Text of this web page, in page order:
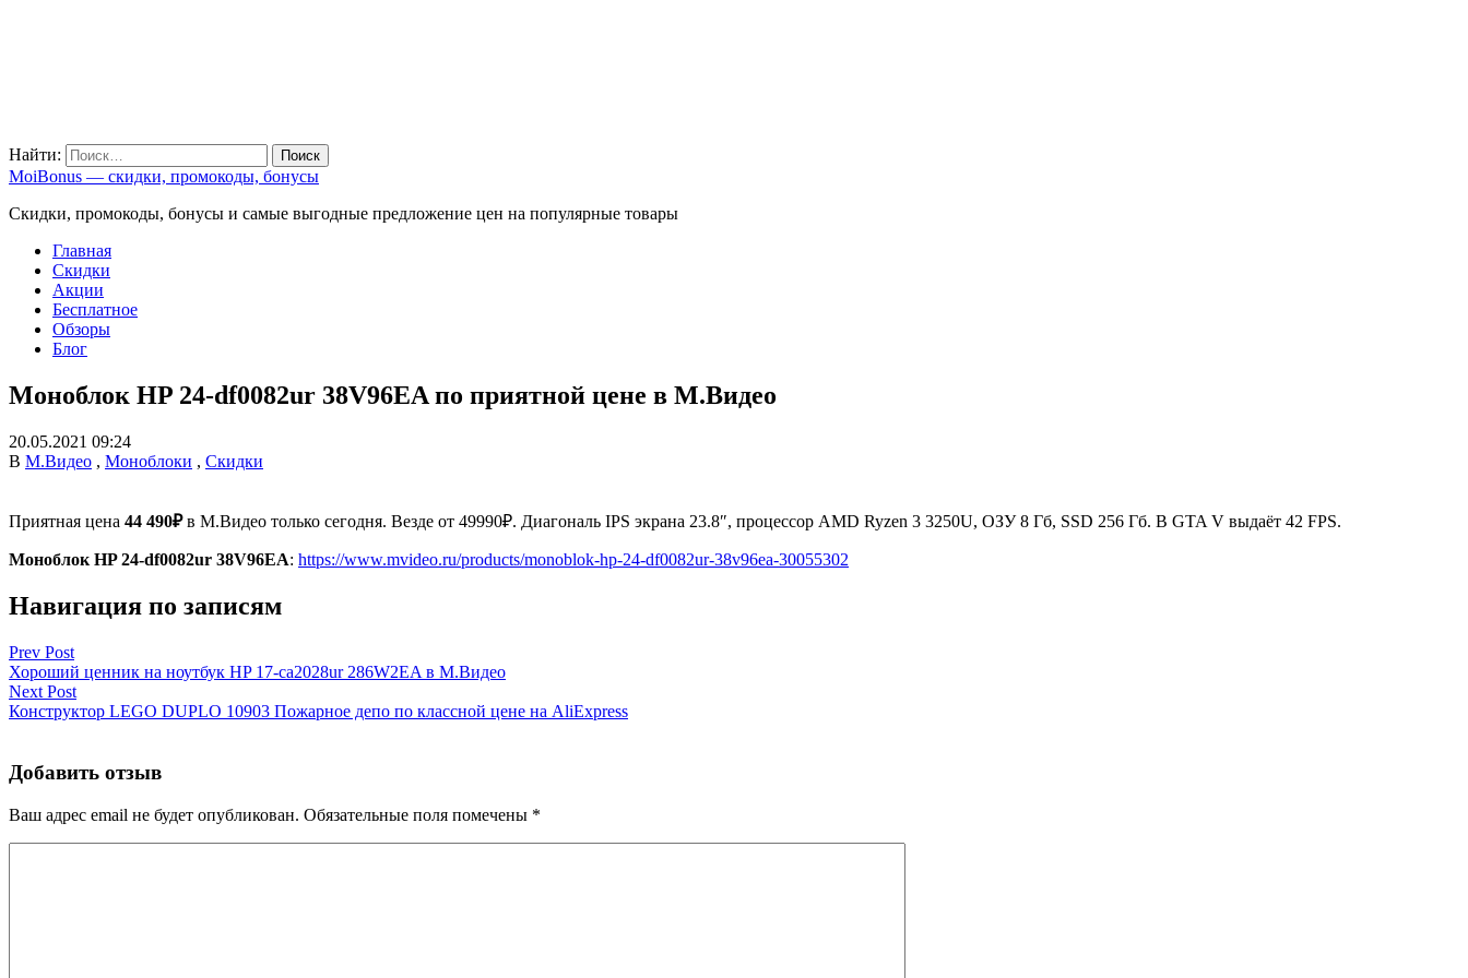
Найти:
MoiBonus — скидки, промокоды, бонусы
Скидки, промокоды, бонусы и самые выгодные предложение цен на популярные товары
Главная
Скидки
Акции
Бесплатное
Обзоры
Блог
Моноблок HP 24-df0082ur 38V96EA по приятной цене в М.Видео
20.05.2021 09:24
В М.Видео , Моноблоки , Скидки
Приятная цена 44 490₽в М.Видео только сегодня. Везде от 49990₽. Диагональ IPS экрана 23.8″, процессор AMD Ryzen 3 3250U, ОЗУ 8 Гб, SSD 256 Гб. В GTA V выдаёт 42 FPS.
Моноблок HP 24-df0082ur 38V96EA: https://www.mvideo.ru/products/monoblok-hp-24-df0082ur-38v96ea-30055302
Навигация по записям
Prev Post
Хороший ценник на ноутбук HP 17-ca2028ur 286W2EA в М.Видео
Next Post
Конструктор LEGO DUPLO 10903 Пожарное депо по классной цене на AliExpress
Добавить отзыв
Ваш адрес email не будет опубликован. Обязательные поля помечены *